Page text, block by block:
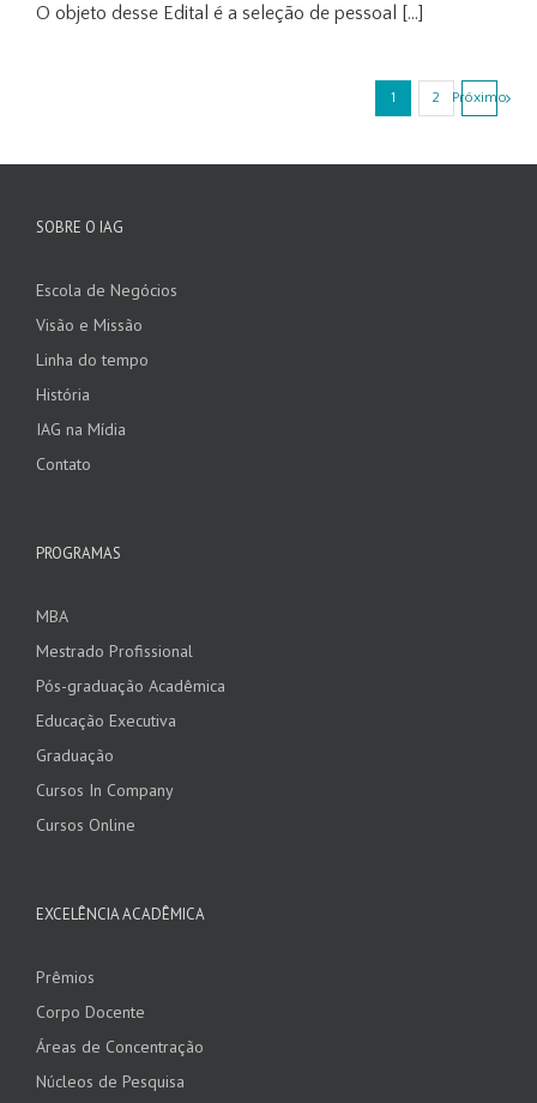
O objeto desse Edital é a seleção de pessoal [...]
1 2 Próximo
SOBRE O IAG
Escola de Negócios
Visão e Missão
Linha do tempo
História
IAG na Mídia
Contato
PROGRAMAS
MBA
Mestrado Profissional
Pós-graduação Acadêmica
Educação Executiva
Graduação
Cursos In Company
Cursos Online
EXCELÊNCIA ACADÊMICA
Prêmios
Corpo Docente
Áreas de Concentração
Núcleos de Pesquisa